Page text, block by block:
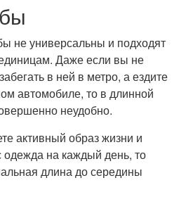
не универсальны и подходят
Даже если вы не
в ней в метро, а ездите
автомобиле, то в длинной
неудобно.
активный образ жизни и
на каждый день, то
длина до середины